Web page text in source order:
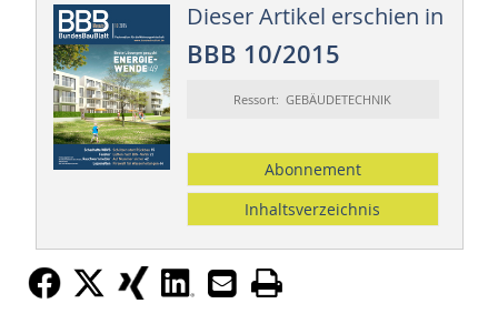
Dieser Artikel erschien in
BBB 10/2015
Ressort: GEBÄUDETECHNIK
Abonnement
Inhaltsverzeichnis